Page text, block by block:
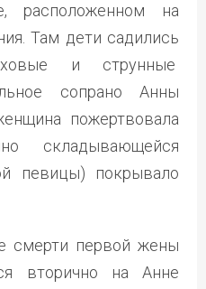
расположенном на
Там дети садились
и струнные
сопрано Анны
пожертвовала
складывающейся
певицы) покрывало
смерти первой жены
вторично на Анне